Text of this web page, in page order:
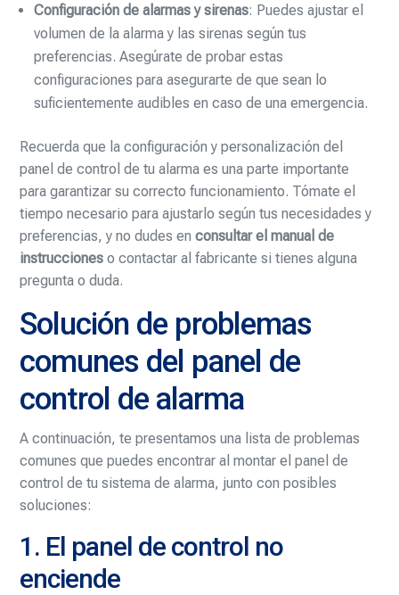
Configuración de alarmas y sirenas: Puedes ajustar el
volumen de la alarma y las sirenas según tus
preferencias. Asegúrate de probar estas
configuraciones para asegurarte de que sean lo
suficientemente audibles en caso de una emergencia.
Recuerda que la configuración y personalización del
panel de control de tu alarma es una parte importante
para garantizar su correcto funcionamiento. Tómate el
tiempo necesario para ajustarlo según tus necesidades y
preferencias, y no dudes enconsultar el manual de
instrucciones o contactar al fabricante si tienes alguna
pregunta o duda.
Solución de problemas
comunes del panel de
control de alarma
A continuación, te presentamos una lista de problemas
comunes que puedes encontrar al montar el panel de
control de tu sistema de alarma, junto con posibles
soluciones:
1. El panel de control no
enciende